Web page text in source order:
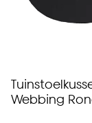
Webbing